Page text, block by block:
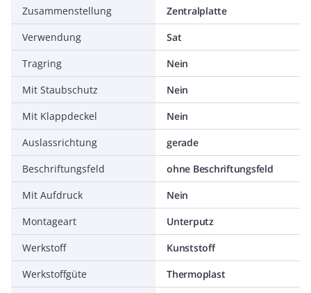
Zusammenstellung
Zentralplatte
Verwendung
Sat
Tragring
Nein
Mit Staubschutz
Nein
Mit Klappdeckel
Nein
Auslassrichtung
gerade
Beschriftungsfeld
ohne Beschriftungsfeld
Mit Aufdruck
Nein
Montageart
Unterputz
Werkstoff
Kunststoff
Werkstoffgüte
Thermoplast